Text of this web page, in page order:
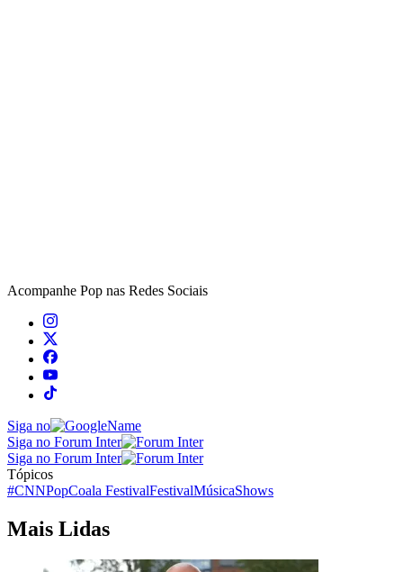
Acompanhe Pop nas Redes Sociais
Siga no
Siga no Forum Inter
Siga no Forum Inter
Tópicos
#CNNPopCoala FestivalFestivalMúsicaShows
Mais Lidas